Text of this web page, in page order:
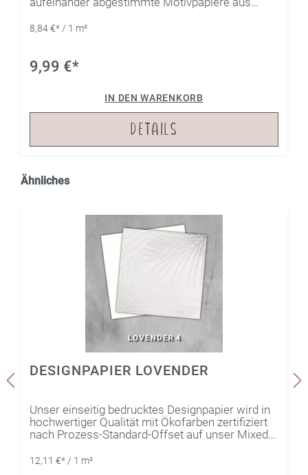
8,84 €* / 1 m²
9,99 €*
IN DEN WARENKORB
DETAILS
Ähnliches
DESIGNPAPIER LOVENDER
Unser einseitig bedrucktes Designpapier wird in
hochwertiger Qualität mit Ökofarben zertifiziert
nach Prozess-Standard-Offset auf unser Mixed-
Somit kann die Kollektion optimal durch das
12,11 €* / 1 m²